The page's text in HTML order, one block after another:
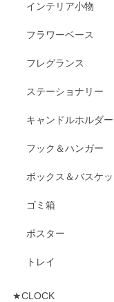
インテリア小物
フラワーベース
フレグランス
ステーショナリー
キャンドルホルダー
フック＆ハンガー
ボックス＆バスケッ
ゴミ箱
ポスター
トレイ
★CLOCK